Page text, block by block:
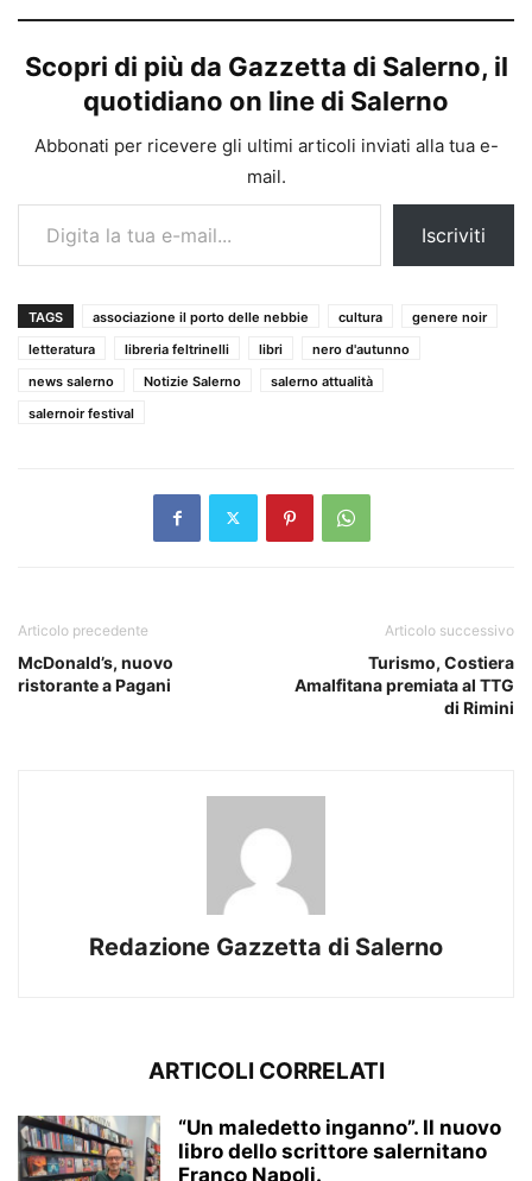
Scopri di più da Gazzetta di Salerno, il
quotidiano on line di Salerno
Abbonati per ricevere gli ultimi articoli inviati alla tua e-
mail.
Digita la tua e-mail...
Iscriviti
TAGS associazione il porto delle nebbie cultura
genere noir
letteratura
libreria feltrinelli libri
nero d'autunno
news salerno
Notizie Salerno
salerno attualità
salernoir festival
Articolo precedente
McDonald’s, nuovo
ristorante a Pagani
Articolo successivo
Turismo, Costiera
Amalfitana premiata al TTG
di Rimini
Redazione Gazzetta di Salerno
ARTICOLI CORRELATI
“Un maledetto inganno”. Il nuovo
libro dello scrittore salernitano
Franco Napoli.